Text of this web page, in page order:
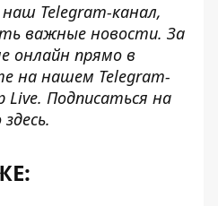
наш Telegram-канал,
важные новости. За
онлайн прямо в
на нашем Telegram-
Live. Подписаться на
здесь.